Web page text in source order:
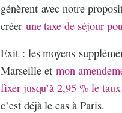
génèrent avec notre
créer une taxe de séjour
Exit : les moyens
Marseille etmon
fixer jusqu’à 2,95 % le
c’est déjà le cas à Paris.